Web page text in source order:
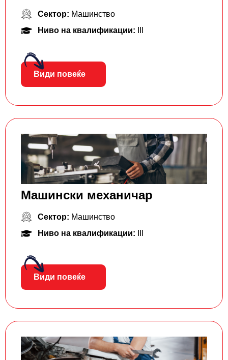
Сектор: Машинство
Ниво на квалификации:
Види повеќе
Машински механичар
Сектор: Машинство
Ниво на квалификации:
Види повеќе